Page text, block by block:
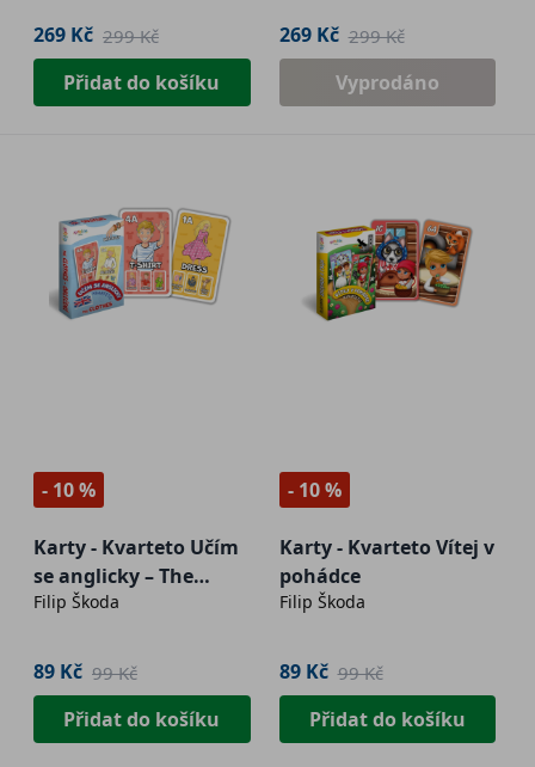
269 Kč 299 Kč
Přidat do košíku
269 Kč 299 Kč
Vyprodáno
- 10 %
Karty - Kvarteto Učím
se anglicky – The
Clothes
Filip Škoda
89 Kč 99 Kč
Přidat do košíku
- 10 %
Karty - Kvarteto Vítej v
pohádce
Filip Škoda
89 Kč 99 Kč
Přidat do košíku